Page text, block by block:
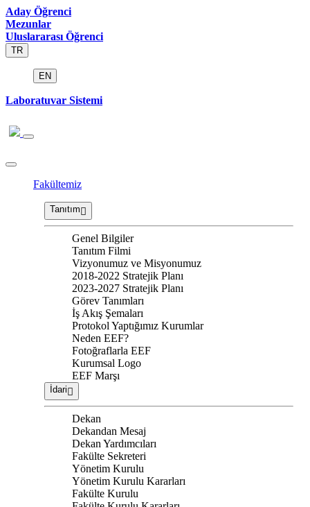
Aday Öğrenci
Mezunlar
Uluslararası Öğrenci
TR
EN
Laboratuvar Sistemi
Fakültemiz
Tanıtım
Genel Bilgiler
Tanıtım Filmi
Vizyonumuz ve Misyonumuz
2018-2022 Stratejik Planı
2023-2027 Stratejik Planı
Görev Tanımları
İş Akış Şemaları
Protokol Yaptığımız Kurumlar
Neden EEF?
Fotoğraflarla EEF
Kurumsal Logo
EEF Marşı
İdari
Dekan
Dekandan Mesaj
Dekan Yardımcıları
Fakülte Sekreteri
Yönetim Kurulu
Yönetim Kurulu Kararları
Fakülte Kurulu